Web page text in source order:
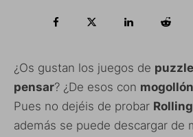
¿Os gustan los juegos de
pensar? ¿De esos con
Pues no dejéis de probar
además se puede descargar de